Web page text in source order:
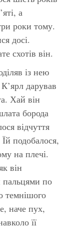
а
роки тому.
досі.
схотів він.
із нею
дарував
Хай він
борода
відчуття
подобалося,
на плечі.
він
пальцями по
темнішого
наче пух,
її